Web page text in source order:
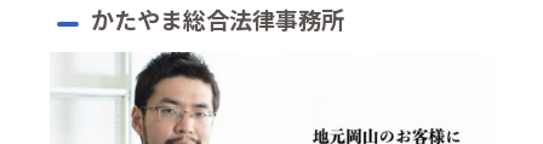
かたやま総合法律事務所